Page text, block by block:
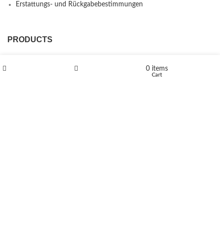
Erstattungs- und Rückgabebestimmungen
PRODUCTS
0 items
Cart